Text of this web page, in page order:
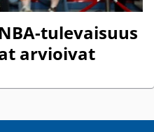
tulevaisuus
arvioivat